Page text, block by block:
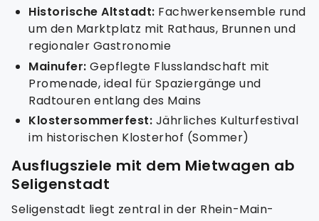
Historische Altstadt: Fachwerkensemble rund
um den Marktplatz mit Rathaus, Brunnen und
regionaler Gastronomie
Mainufer: Gepflegte Flusslandschaft mit
Promenade, ideal für Spaziergänge und
Radtouren entlang des Mains
Klostersommerfest: Jährliches Kulturfestival
im historischen Klosterhof (Sommer)
Ausflugsziele mit dem Mietwagen ab
Seligenstadt
Seligenstadt liegt zentral in der Rhein-Main-